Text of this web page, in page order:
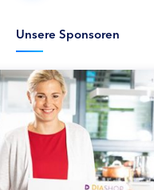
Unsere Sponsoren